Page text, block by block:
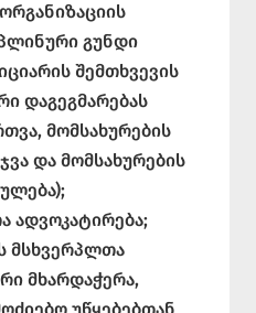
ორგანიზაციის
გუნდი
შემთხვევის
დაგეგმარებას
მომსახურების
და მომსახურების
ადვოკატირება;
მსხვერპლთა
მხარდაჭერა,